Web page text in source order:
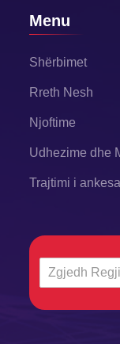
Menu
Shërbimet
Rreth Nesh
Njoftime
Udhezime dhe
Trajtimi i
Zgjedh